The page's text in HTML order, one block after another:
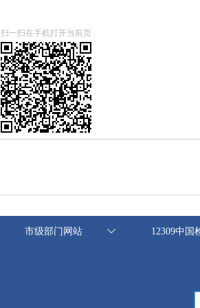
扫一扫在手机打开当前页
市级部门网站 12309中国